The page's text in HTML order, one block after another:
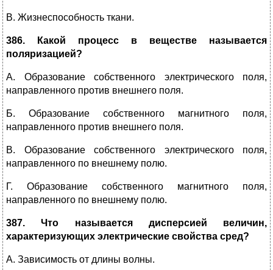
В. Жизнеспособность ткани.
386. Какой процесс в веществе называется
поляризацией?
А. Образование собственного электрического поля,
направленного против внешнего поля.
Б. Образование собственного магнитного поля,
направленного против внешнего поля.
В. Образование собственного электрического поля,
направленного по внешнему полю.
Г. Образование собственного магнитного поля,
направленного по внешнему полю.
387. Что называется дисперсией величин,
характеризующих электрические свойства сред?
А. Зависимость от длины волны.